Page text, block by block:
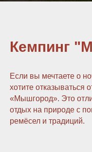
Кемпинг
Если вы мечтаете о
хотите отказываться
«Мышгород». Это
отдых на природе с
ремёсел и традиций.